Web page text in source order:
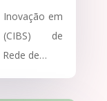
em
de
de…